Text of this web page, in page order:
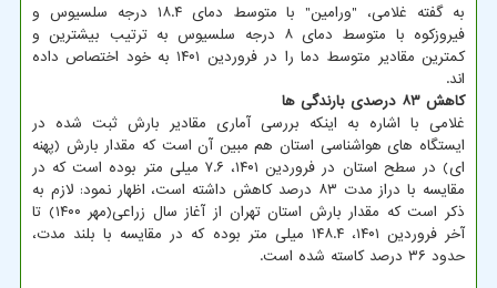
به گفته غلامی، "ورامین" با متوسط دمای ۱۸.۴ درجه سلسیوس و
فیروزکوه با متوسط دمای ۸ درجه سلسیوس به ترتیب بیشترین و
کمترین مقادیر متوسط دما را در فروردین ۱۴۰۱ به خود اختصاص داده
اند.
کاهش ۸۳ درصدی بارندگی ها
غلامی با اشاره به اینکه بررسی آماری مقادیر بارش ثبت شده در
ایستگاه های هواشناسی استان هم مبین آن است که مقدار بارش (پهنه
ای) در سطح استان در فروردین ۱۴۰۱، ۷.۶ میلی متر بوده است که در
مقایسه با دراز مدت ۸۳ درصد کاهش داشته است، اظهار نمود: لازم به
ذکر است که مقدار بارش استان تهران از آغاز سال زراعی(مهر ۱۴۰۰) تا
آخر فروردین ۱۴۰۱، ۱۴۸.۴ میلی متر بوده که در مقایسه با بلند مدت،
حدود ۳۶ درصد کاسته شده است.